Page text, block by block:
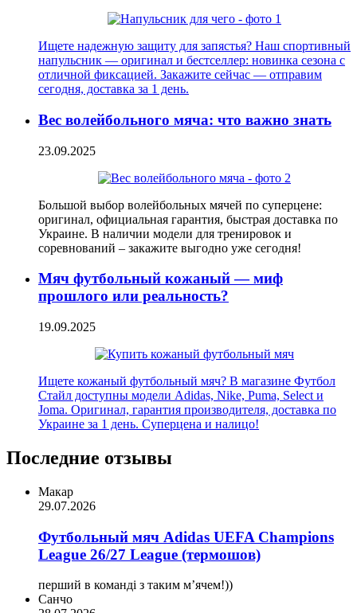
Ищете надежную защиту для запястья? Наш спортивный
напульсник — оригинал и бестселлер: новинка сезона с
отличной фиксацией. Закажите сейчас — отправим
сегодня, доставка за 1 день.
Вес волейбольного мяча: что важно знать
23.09.2025
Большой выбор волейбольных мячей по суперцене:
оригинал, официальная гарантия, быстрая доставка по
Украине. В наличии модели для тренировок и
соревнований – закажите выгодно уже сегодня!
Мяч футбольный кожаный — миф
прошлого или реальность?
19.09.2025
Ищете кожаный футбольный мяч? В магазине Футбол
Стайл доступны модели Adidas, Nike, Puma, Select и
Joma. Оригинал, гарантия производителя, доставка по
Украине за 1 день. Суперцена и налицо!
Последние отзывы
Макар
29.07.2026
Футбольный мяч Adidas UEFA Champions
League 26/27 League (термошов)
перший в команді з таким мʼячем!))
Санчо